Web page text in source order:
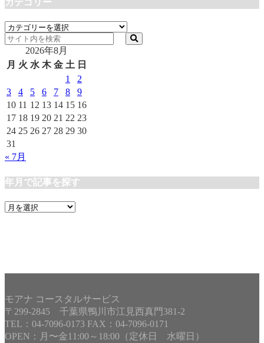
カテゴリー
カ
テ
リ
2026年8月
月 火 水 木 金 土 日
1
2
3
4 5 6 7 8
9
10 11 12 13 14 15 16
17 18 19 20 21 22 23
24 25 26 27 28 29 30
31
« 7月
年月で記事を探す
年
モアナ コースタルサービス
〒299-2845 千葉県鴨川市江見西真門381-2
TEL：04-7096-0173 FAX：04-7096-0171
OPEN：月〜金11:00～18:00（定休日 水曜日）